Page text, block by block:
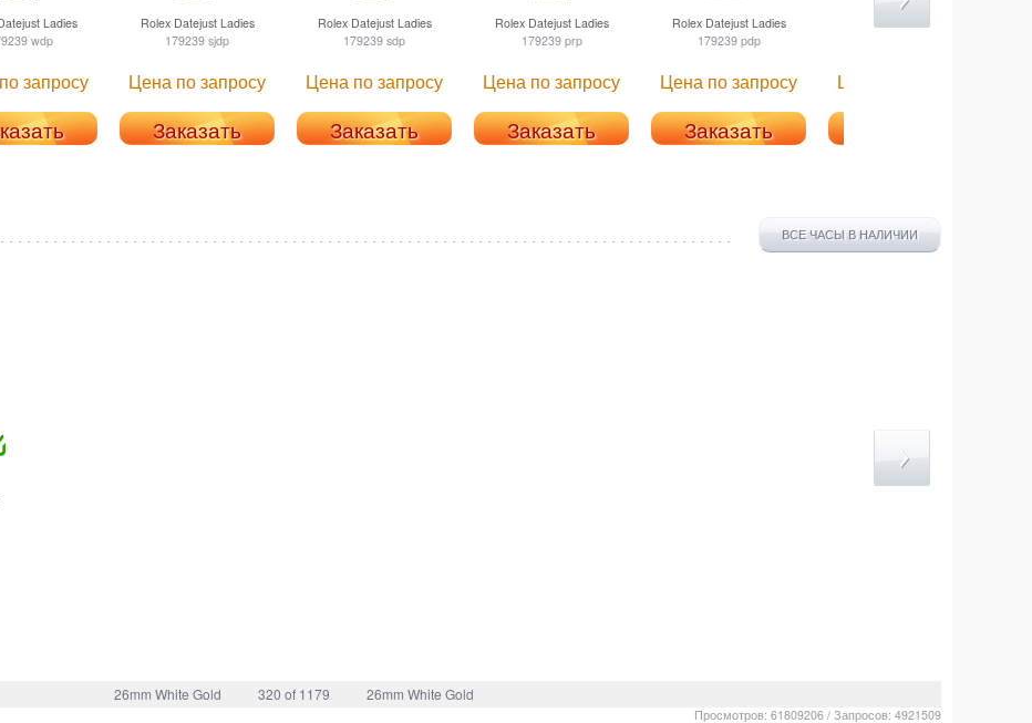
Ladies
wdp
запросу
RolexDatejust Ladies
179239 sjdp
Цена по запросу
Заказать
RolexDatejust Ladies
179239 sdp
Цена по запросу
Заказать
RolexDatejust Ladies
179239 prp
Цена по запросу
Заказать
RolexDatejust Ladies
179239 pdp
Цена по запросу
Заказать
Rolex
Datejust Ladies
Цена по запросу
ВСЕ ЧАСЫ В НАЛИЧИИ
26mm White Gold 320 of 1179 26mm White Gold
Просмотров: 61809206 / Запросов: 4921509